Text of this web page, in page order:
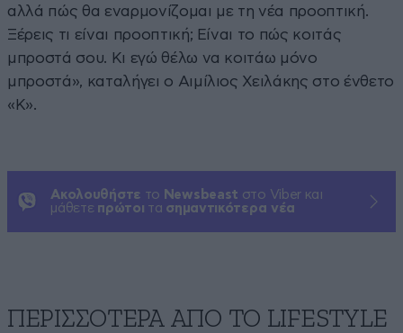
αλλά πώς θα εναρμονίζομαι με τη νέα προοπτική.
Ξέρεις τι είναι προοπτική; Είναι το πώς κοιτάς
μπροστά σου. Κι εγώ θέλω να κοιτάω μόνο
μπροστά», καταλήγει ο Αιμίλιος Χειλάκης στο ένθετο
«Κ».
Ακολουθήστε το Newsbeast στο Viber και
μάθετε πρώτοι τα σημαντικότερα νέα
ΠΕΡΙΣΣΟΤΕΡΑ ΑΠΟ ΤΟ LIFESTYLE